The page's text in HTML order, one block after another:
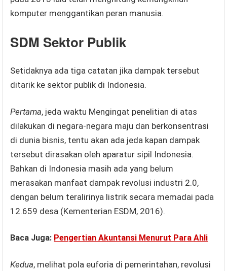
komputer menggantikan peran manusia.
SDM Sektor Publik
Setidaknya ada tiga catatan jika dampak tersebut
ditarik ke sektor publik di Indonesia.
Pertama, jeda waktu Mengingat penelitian di atas
dilakukan di negara-negara maju dan berkonsentrasi
di dunia bisnis, tentu akan ada jeda kapan dampak
tersebut dirasakan oleh aparatur sipil Indonesia.
Bahkan di Indonesia masih ada yang belum
merasakan manfaat dampak revolusi industri 2.0,
dengan belum teralirinya listrik secara memadai pada
12.659 desa (Kementerian ESDM, 2016).
Baca Juga: Pengertian Akuntansi Menurut Para Ahli
Kedua, melihat pola euforia di pemerintahan, revolusi